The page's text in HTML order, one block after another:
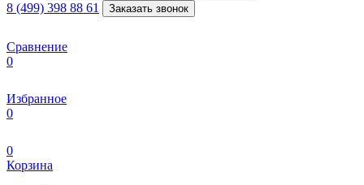
8 (499) 398 88 61 Заказать звонок
Сравнение
0
Избранное
0
0
Корзина